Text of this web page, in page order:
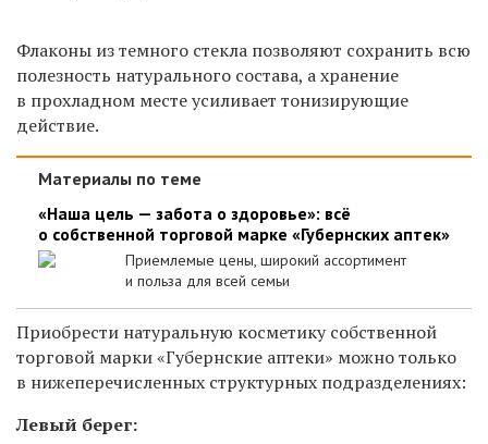
Флаконы из темного стекла позволяют сохранить всю
полезность натурального состава, а хранение
в прохладном месте усиливает тонизирующие
действие.
Материалы по теме
«Наша цель — забота о здоровье»: всё
о собственной торговой марке «Губернских аптек»
Приемлемые цены, широкий ассортимент
и польза для всей семьи
Приобрести натуральную косметику собственной
торговой марки «Губернские аптеки» можно только
в нижеперечисленных структурных подразделениях:
Левый берег: